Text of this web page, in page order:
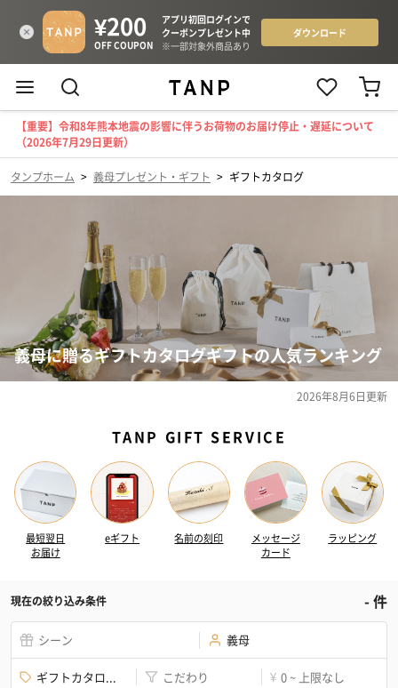
【重要】令和8年熊本地震の影響に伴うお荷物のお届け停止・遅延について
（2026年7月29日更新）
タンプホーム > 義母プレゼント・ギフト > ギフトカタログ
義母に贈るギフトカタログギフトの人気ランキング
2026年8月6日更新
TANP GIFT SERVICE
最短翌日
お届け
eギフト 名前の刻印
メッセージ
カード
ラッピング
現在の絞り込み条件 -件
シーン 義母
ギフトカタロ... こだわり ¥ 0 ~ 上限なし